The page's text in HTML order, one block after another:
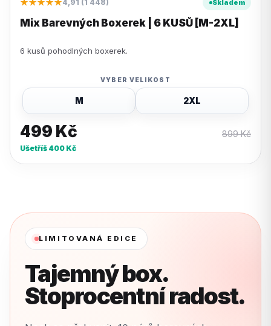
★★★★★4,91 (1 448) Skladem
Mix Barevných Boxerek | 6 KUSŮ [M-2XL]
6 kusů pohodlných boxerek.
VYBER VELIKOST
M 2XL
499 Kč 899Kč
Ušetříš 400 Kč
LIMITOVANÁ EDICE
Tajemný box.
Stoprocentní radost.